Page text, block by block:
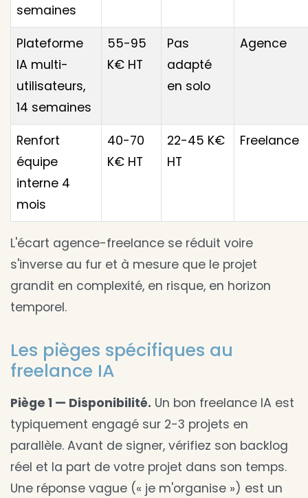
semaines
Plateforme
IA multi-
utilisateurs,
14 semaines
55-95
K€ HT
Pas
adapté
en solo
Agence
Renfort
équipe
interne 4
mois
40-70
K€ HT
22-45 K€
HT
Freelance
L'écart agence-freelance se réduit voire
s'inverse au fur et à mesure que le projet
grandit en complexité, en risque, en horizon
temporel.
Les pièges spécifiques au
freelance IA
Piège 1 — Disponibilité. Un bon freelance IA est
typiquement engagé sur 2-3 projets en
parallèle. Avant de signer, vérifiez son backlog
réel et la part de votre projet dans son temps.
Une réponse vague (« je m'organise ») est un